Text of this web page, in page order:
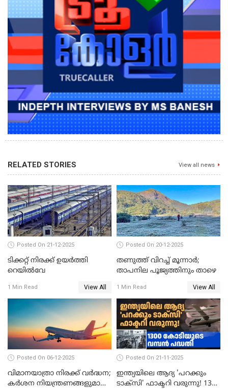
RELATED STORIES View all news
Posted On 21-12-2025
ടിക്കറ്റ് നിരക്ക് ഉയർത്തി
റെയില്‍വേ
1 Min Read View All
Posted On 20-12-2025
തണുത്ത് വിറച്ച് മൂന്നാർ;
താപനില പൂജ്യത്തിനും താഴെ
1 Min Read View All
Posted On 06-12-2025
വിമാനയാത്രാ നിരക്ക് വർദ്ധന;
കർശന നിയന്ത്രണങ്ങളുമായി
Posted On 21-11-2025
ഇന്ത്യയിലെ ആദ്യ 'പറക്കും
ടാക്സി' ഫാക്ടറി വരുന്നു! 1300